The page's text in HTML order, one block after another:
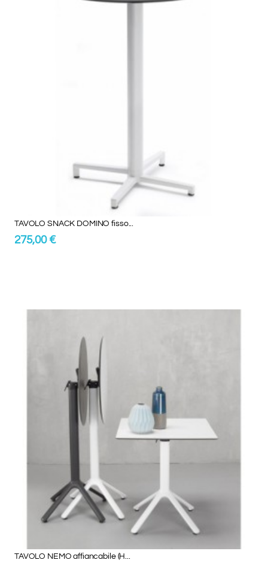
TAVOLO SNACK DOMINO fisso...
275,00 €
TAVOLO NEMO affiancabile (H...